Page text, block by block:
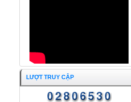
LƯỢT TRUY CẬP